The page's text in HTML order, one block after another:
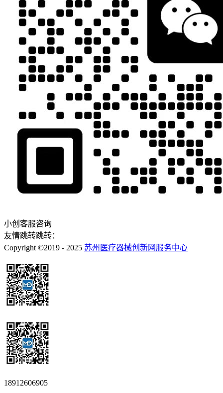
小创客服咨询
友情跳转跳转：
Copyright ©2019 - 2025 苏州医疗器械创新网服务中心
18912606905